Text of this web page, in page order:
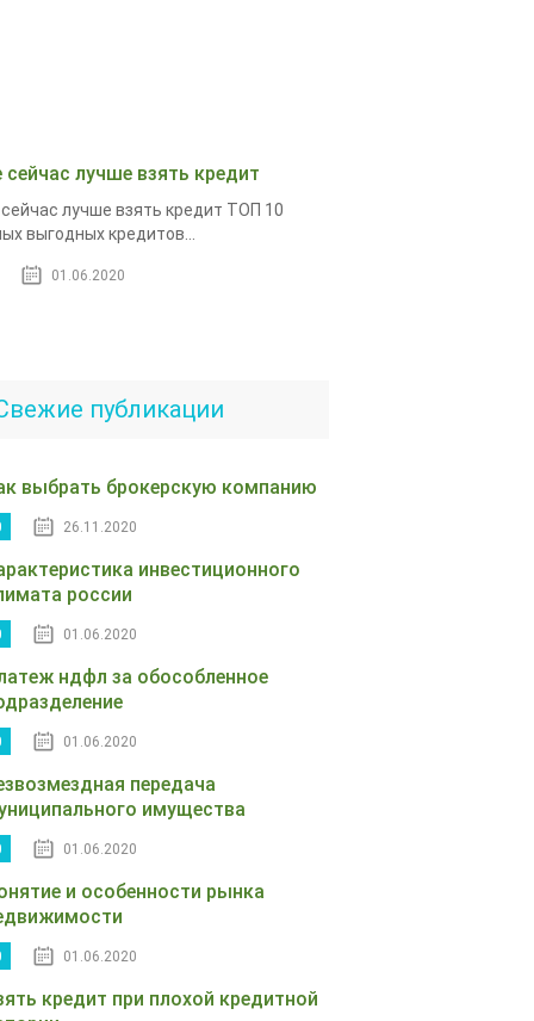
сейчас лучше взять кредит
сейчас лучше взять кредит ТОП 10
выгодных кредитов...
01.06.2020
публикации
выбрать брокерскую компанию
26.11.2020
инвестиционного
россии
01.06.2020
ндфл за обособленное
01.06.2020
передача
имущества
01.06.2020
и особенности рынка
01.06.2020
кредит при плохой кредитной